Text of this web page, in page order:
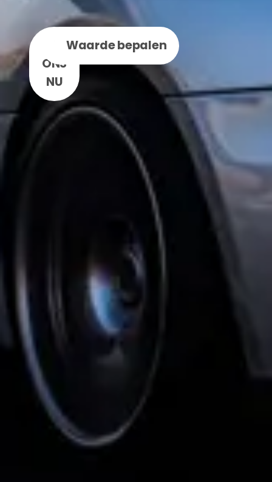
ONS
NU
WhatsApp
Waarde bepalen